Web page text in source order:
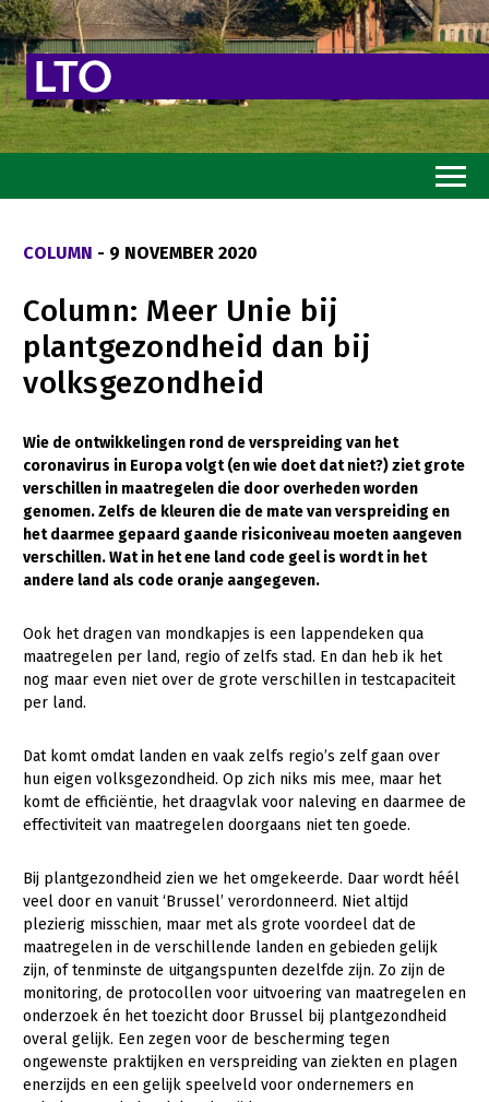
Goed eten
Mooi groen
Sterk ondernemerschap
Transitiepaden
Thema’s
Gezonde planten
Gezonde dieren
Bodem en water
Platteland en omgeving
Internationaal
Sectoren
Biologische Landbouw
Geitenhouderij
Kalverhouderij
Konijnenhouderij
Melkveehouderij
Paardenhouderij
Plant
Akkerbouw
Biologische Landbouw
Bollenteelt
Bomen, vaste planten en zomerbloemen
Fruitteelt
Multifunctionele landbouw
Multifunctioneel
Vrouw en Bedrijf
Onderwerpen
Nieuws
Nieuwsabonnement
COLUMN - 9 NOVEMBER 2020
Column: Meer Unie bij
plantgezondheid dan bij
volksgezondheid
Wie de ontwikkelingen rond de verspreiding van het
coronavirus in Europa volgt (en wie doet dat niet?) ziet grote
verschillen in maatregelen die door overheden worden
genomen. Zelfs de kleuren die de mate van verspreiding en
het daarmee gepaard gaande risiconiveau moeten aangeven
verschillen. Wat in het ene land code geel is wordt in het
andere land als code oranje aangegeven.
Ook het dragen van mondkapjes is een lappendeken qua
maatregelen per land, regio of zelfs stad. En dan heb ik het
nog maar even niet over de grote verschillen in testcapaciteit
per land.
Dat komt omdat landen en vaak zelfs regio’s zelf gaan over
hun eigen volksgezondheid. Op zich niks mis mee, maar het
komt de efficiëntie, het draagvlak voor naleving en daarmee de
effectiviteit van maatregelen doorgaans niet ten goede.
Bij plantgezondheid zien we het omgekeerde. Daar wordt héél
veel door en vanuit ‘Brussel’ verordonneerd. Niet altijd
plezierig misschien, maar met als grote voordeel dat de
maatregelen in de verschillende landen en gebieden gelijk
zijn, of tenminste de uitgangspunten dezelfde zijn. Zo zijn de
monitoring, de protocollen voor uitvoering van maatregelen en
onderzoek én het toezicht door Brussel bij plantgezondheid
overal gelijk. Een zegen voor de bescherming tegen
ongewenste praktijken en verspreiding van ziekten en plagen
enerzijds en een gelijk speelveld voor ondernemers en